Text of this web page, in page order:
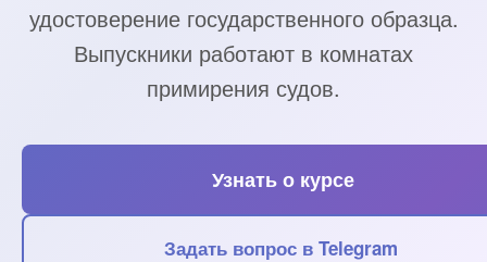
удостоверение государственного образца.
Выпускники работают в комнатах
примирения судов.
Узнать о курсе
Задать вопрос в Telegram